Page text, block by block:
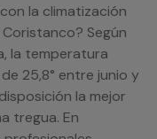
la climatización
Según
la temperatura
25,8° entre junio y
la mejor
tregua. En